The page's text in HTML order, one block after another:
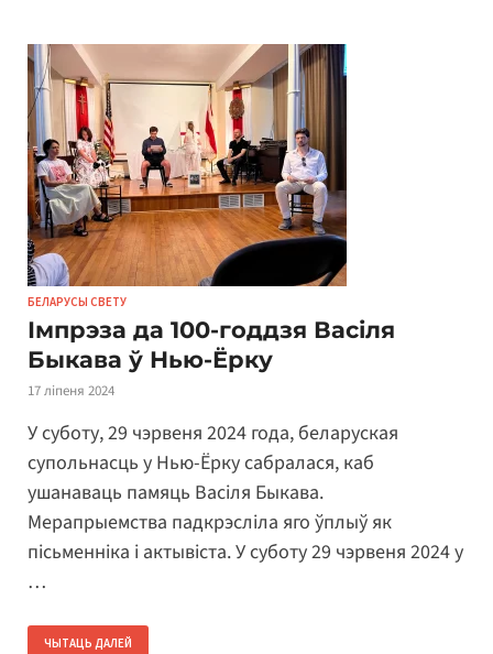
БЕЛАРУСЫ СВЕТУ
Імпрэза да 100-годдзя Васіля
Быкава ў Нью-Ёрку
17 ліпеня 2024
У суботу, 29 чэрвеня 2024 года, беларуская
супольнасць у Нью-Ёрку сабралася, каб
ушанаваць памяць Васіля Быкава.
Мерапрыемства падкрэсліла яго ўплыў як
пісьменніка і актывіста. У суботу 29 чэрвеня 2024 у
…
ЧЫТАЦЬ ДАЛЕЙ